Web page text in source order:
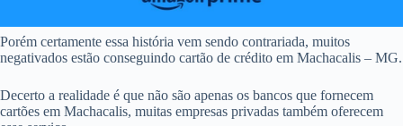
Porém certamente essa história vem sendo contrariada, muitos
negativados estão conseguindo cartão de crédito em Machacalis – MG.
Decerto a realidade é que não são apenas os bancos que fornecem
cartões em Machacalis, muitas empresas privadas também oferecem